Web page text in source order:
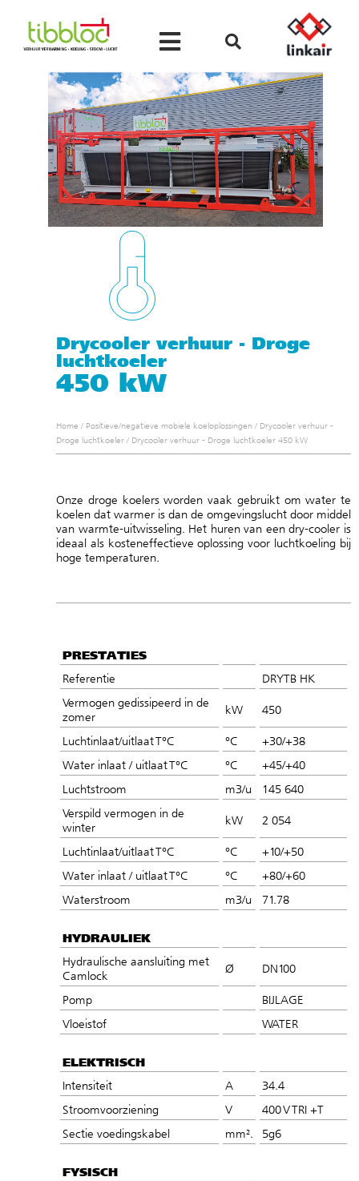
Drycooler verhuur - Droge
luchtkoeler
450 kW
Home / Positieve/negatieve mobiele koeloplossingen / Drycooler verhuur -
Droge luchtkoeler / Drycooler verhuur - Droge luchtkoeler 450 kW
Onze droge koelers worden vaak gebruikt om water te
koelen dat warmer is dan de omgevingslucht door middel
van warmte-uitwisseling. Het huren van een dry-cooler is
ideaal als kosteneffectieve oplossing voor luchtkoeling bij
hoge temperaturen.
PRESTATIES
Referentie
DRYTB HK
Vermogen gedissipeerd in de
zomer
kW 450
Luchtinlaat/uitlaat T°C °C
+30/+38
Water inlaat / uitlaat T°C
°C
+45/+40
Luchtstroom
m3/u
145 640
Verspild vermogen in de
winter
kW 2 054
Luchtinlaat/uitlaat T°C °C
+10/+50
Water inlaat / uitlaat T°C
°C
+80/+60
Waterstroom
m3/u 71.78
HYDRAULIEK
Hydraulische aansluiting met
Camlock
Ø DN100
Pomp
BIJLAGE
Vloeistof
WATER
ELEKTRISCH
Intensiteit A
34.4
Stroomvoorziening
V
400 V TRI +T
Sectie voedingskabel
mm². 5g6
FYSISCH